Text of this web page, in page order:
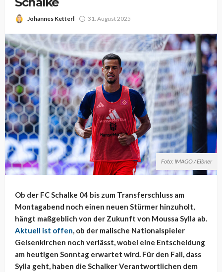
Johannes Ketterl 31. August 2025
Foto: IMAGO / Eibner
Ob der FC Schalke 04 bis zum Transferschluss am
Montagabend noch einen neuen Stürmer hinzuholt,
hängt maßgeblich von der Zukunft von Moussa Sylla ab.
Aktuell ist offen, ob der malische Nationalspieler
Gelsenkirchen noch verlässt, wobei eine Entscheidung
am heutigen Sonntag erwartet wird. Für den Fall, dass
Sylla geht, haben die Schalker Verantwortlichen dem